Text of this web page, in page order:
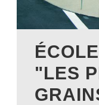
"LES